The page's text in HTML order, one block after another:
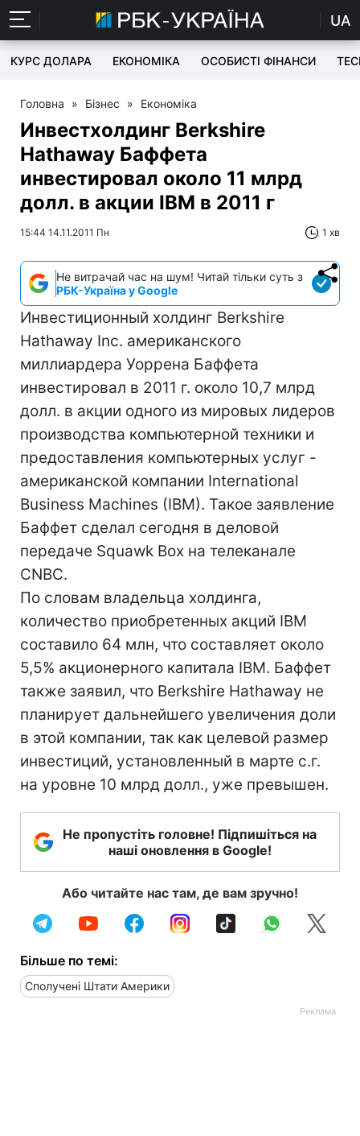
UA
КУРС ДОЛАРА ЕКОНОМІКА ОСОБИСТІ ФІНАНСИ
Головна » Бізнес » Економіка
Инвестхолдинг Berkshire
Hathaway Баффета
инвестировал около 11 млрд
долл. в акции IBM в 2011 г
15:44 14.11.2011 Пн 1 хв
Не витрачай час на шум! Читай тільки суть з
РБК-Україна у Google
Инвестиционный холдинг Berkshire
Hathaway Inc. американского
миллиардера Уоррена Баффета
инвестировал в 2011 г. около 10,7 млрд
долл. в акции одного из мировых лидеров
производства компьютерной техники и
предоставления компьютерных услуг -
американской компании International
Business Machines (IBM). Такое заявление
Баффет сделал сегодня в деловой
передаче Squawk Box на телеканале
CNBC.
По словам владельца холдинга,
количество приобретенных акций IBM
составило 64 млн, что составляет около
5,5% акционерного капитала IBM. Баффет
также заявил, что Berkshire Hathaway не
планирует дальнейшего увеличения доли
в этой компании, так как целевой размер
инвестиций, установленный в марте с.г.
на уровне 10 млрд долл., уже превышен.
Не пропустіть головне! Підпишіться на
наші оновлення в Google!
Або читайте нас там, де вам зручно!
Більше по темі:
Сполучені Штати Америки